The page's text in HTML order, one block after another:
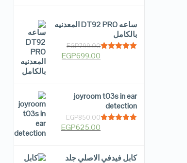
ساعه DT92 PRO المعدنيه
بالكامل
EGP799.00
EGP699.00
joyroom t03s in ear
detection
EGP850.00
EGP625.00
كابل فيدفي الاصلي جلد